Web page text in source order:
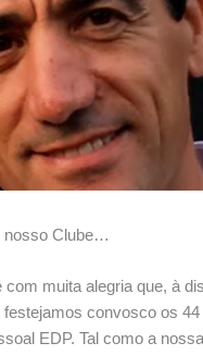
nosso Clube…
com muita alegria que, à
convosco os
EDP. Tal como a